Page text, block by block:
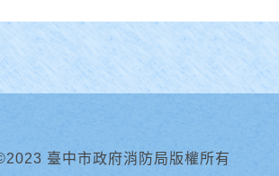
臺中市政府消防局版權所有